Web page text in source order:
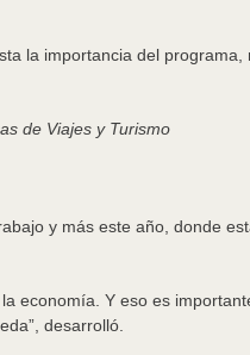
la importancia del programa,
de Viajes y Turismo
y más este año, donde
economía. Y eso es
desarrolló.